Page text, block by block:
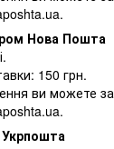
Нова Пошта
150 грн.
ви можете за
Укрпошта